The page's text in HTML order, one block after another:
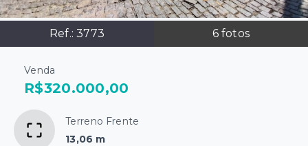
Ref.: 3773 6 fotos
Venda
R$320.000,00
Terreno Frente
13,06 m